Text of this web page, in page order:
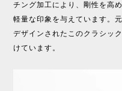
チング加工により、剛性を高
軽量な印象を与えています。
デザインされたこのクラシッ
けています。